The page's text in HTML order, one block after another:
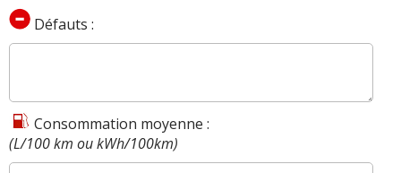
Défauts :
Consommation moyenne :
(L/100 km ou kWh/100km)